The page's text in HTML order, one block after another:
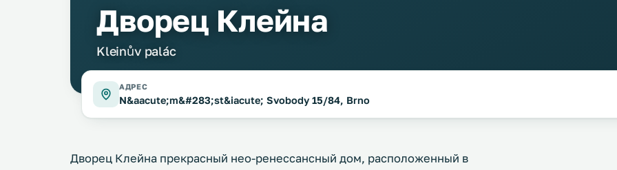
Дворец Клейна
Kleinův palác
АДРЕС
N&aacute;m&#283;st&iacute; Svobody 15/84, Brno
Дворец Клейна прекрасный нео-ренессансный дом, расположенный в